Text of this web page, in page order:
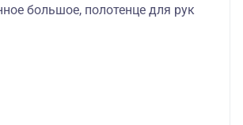
большое, полотенце для рук